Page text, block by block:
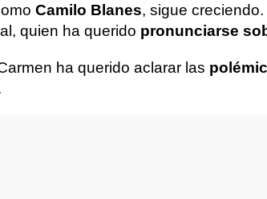
Camilo Blanes, sigue
quien ha querido pronunciarse
ha querido aclarar las